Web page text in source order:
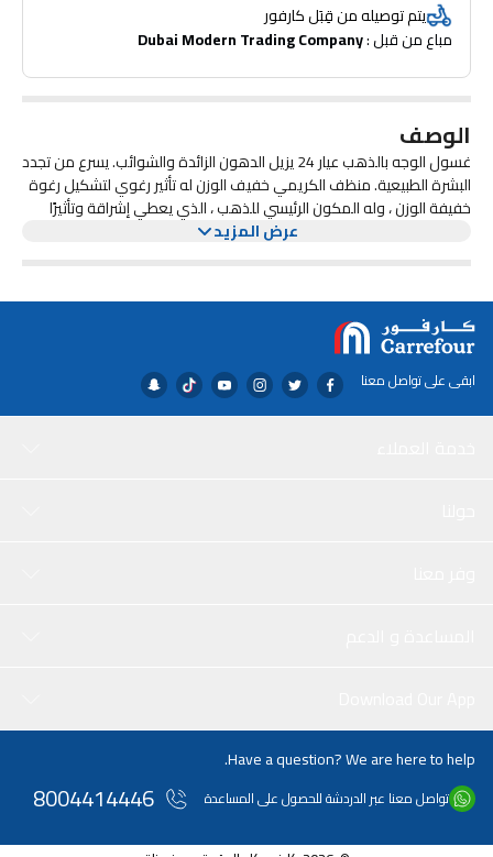
يتم توصيله من قِبَل كارفور
مباع من قبل : Dubai Modern Trading Company
الوصف
غسول الوجه بالذهب عيار 24 يزيل الدهون الزائدة والشوائب. يسرع من تجدد
البشرة الطبيعية. منظف الكريمي خفيف الوزن له تأثير رغوي لتشكيل رغوة
خفيفة الوزن ، وله المكون الرئيسي للذهب ، الذي يعطي إشراقة وتأثيرًا
مضادًا للشيخوخة. يساعد على إزالة التجاعيد ، وشد البشرة وإعطاء بشرتك
عرض المزيد
ابقى على تواصل معنا
Have a question? We are here to help.
تواصل معنا عبر الدردشة للحصول على المساعدة 8004414446